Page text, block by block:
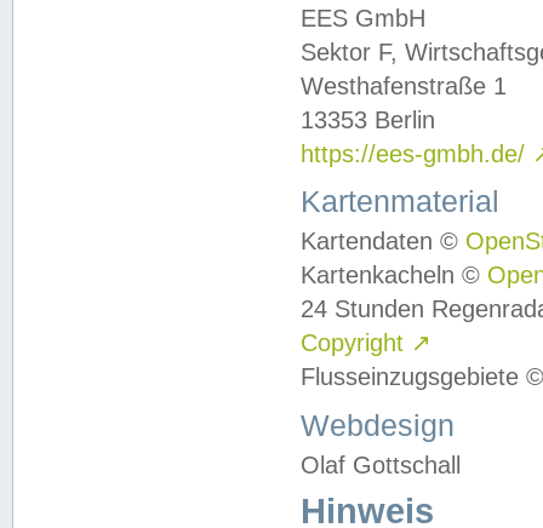
EES GmbH
Sektor F,
Westhafenstraße 1
13353 Berlin
https://ees-gmbh.de/
Kartenmaterial
Kartendaten ©
Kartenkacheln ©
24 Stunden
Copyright ↗
Flusseinzugsgebiete
Webdesign
Olaf Gottschall
Hinweis